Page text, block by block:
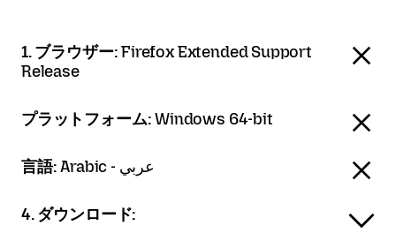
1. ブラウザー:Firefox Extended Support
Release
プラットフォーム:Windows 64-bit
言語: Arabic - عربي
4. ダウンロード: